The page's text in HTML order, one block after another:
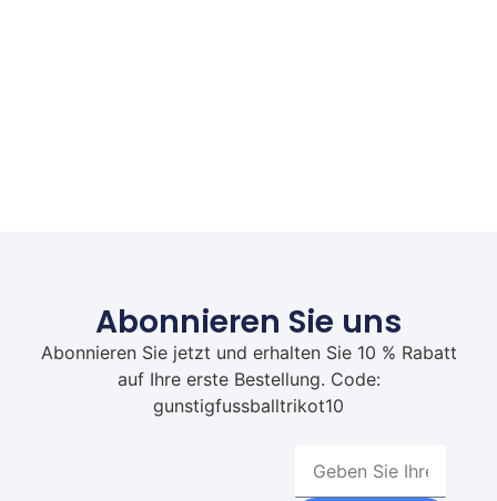
Abonnieren Sie uns
Abonnieren Sie jetzt und erhalten Sie 10 % Rabatt
auf Ihre erste Bestellung. Code:
gunstigfussballtrikot10